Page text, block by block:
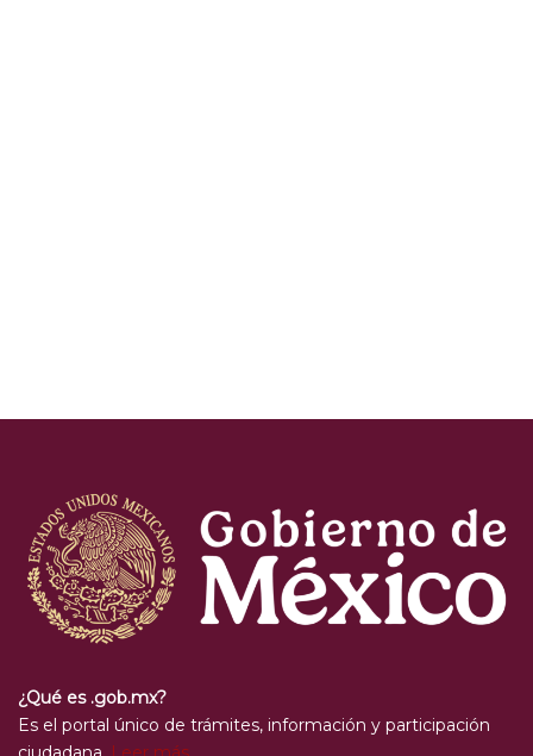
¿Qué es .gob.mx?
Es el portal único de trámites, información y participación